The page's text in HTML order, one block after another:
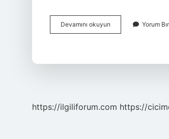
Devamını okuyun
Ağaç
Yorum
https://ilgiliforum.com https://